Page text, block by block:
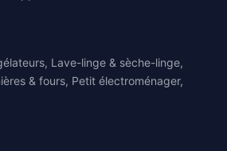
Lave-linge & sèche-linge,
& fours, Petit électroménager,